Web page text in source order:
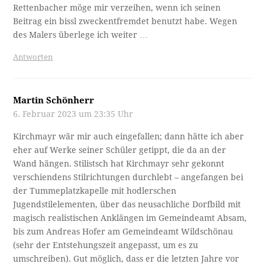
Rettenbacher möge mir verzeihen, wenn ich seinen
Beitrag ein bissl zweckentfremdet benutzt habe. Wegen
des Malers überlege ich weiter …
Antworten
Martin Schönherr
6. Februar 2023 um 23:35 Uhr
Kirchmayr wär mir auch eingefallen; dann hätte ich aber
eher auf Werke seiner Schüler getippt, die da an der
Wand hängen. Stilistsch hat Kirchmayr sehr gekonnt
verschiendens Stilrichtungen durchlebt – angefangen bei
der Tummeplatzkapelle mit hodlerschen
Jugendstilelementen, über das neusachliche Dorfbild mit
magisch realistischen Anklängen im Gemeindeamt Absam,
bis zum Andreas Hofer am Gemeindeamt Wildschönau
(sehr der Entstehungszeit angepasst, um es zu
umschreiben). Gut möglich, dass er die letzten Jahre vor